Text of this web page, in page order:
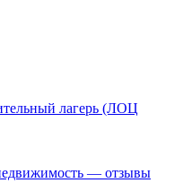
лагерь (ЛОЦ
— отзывы